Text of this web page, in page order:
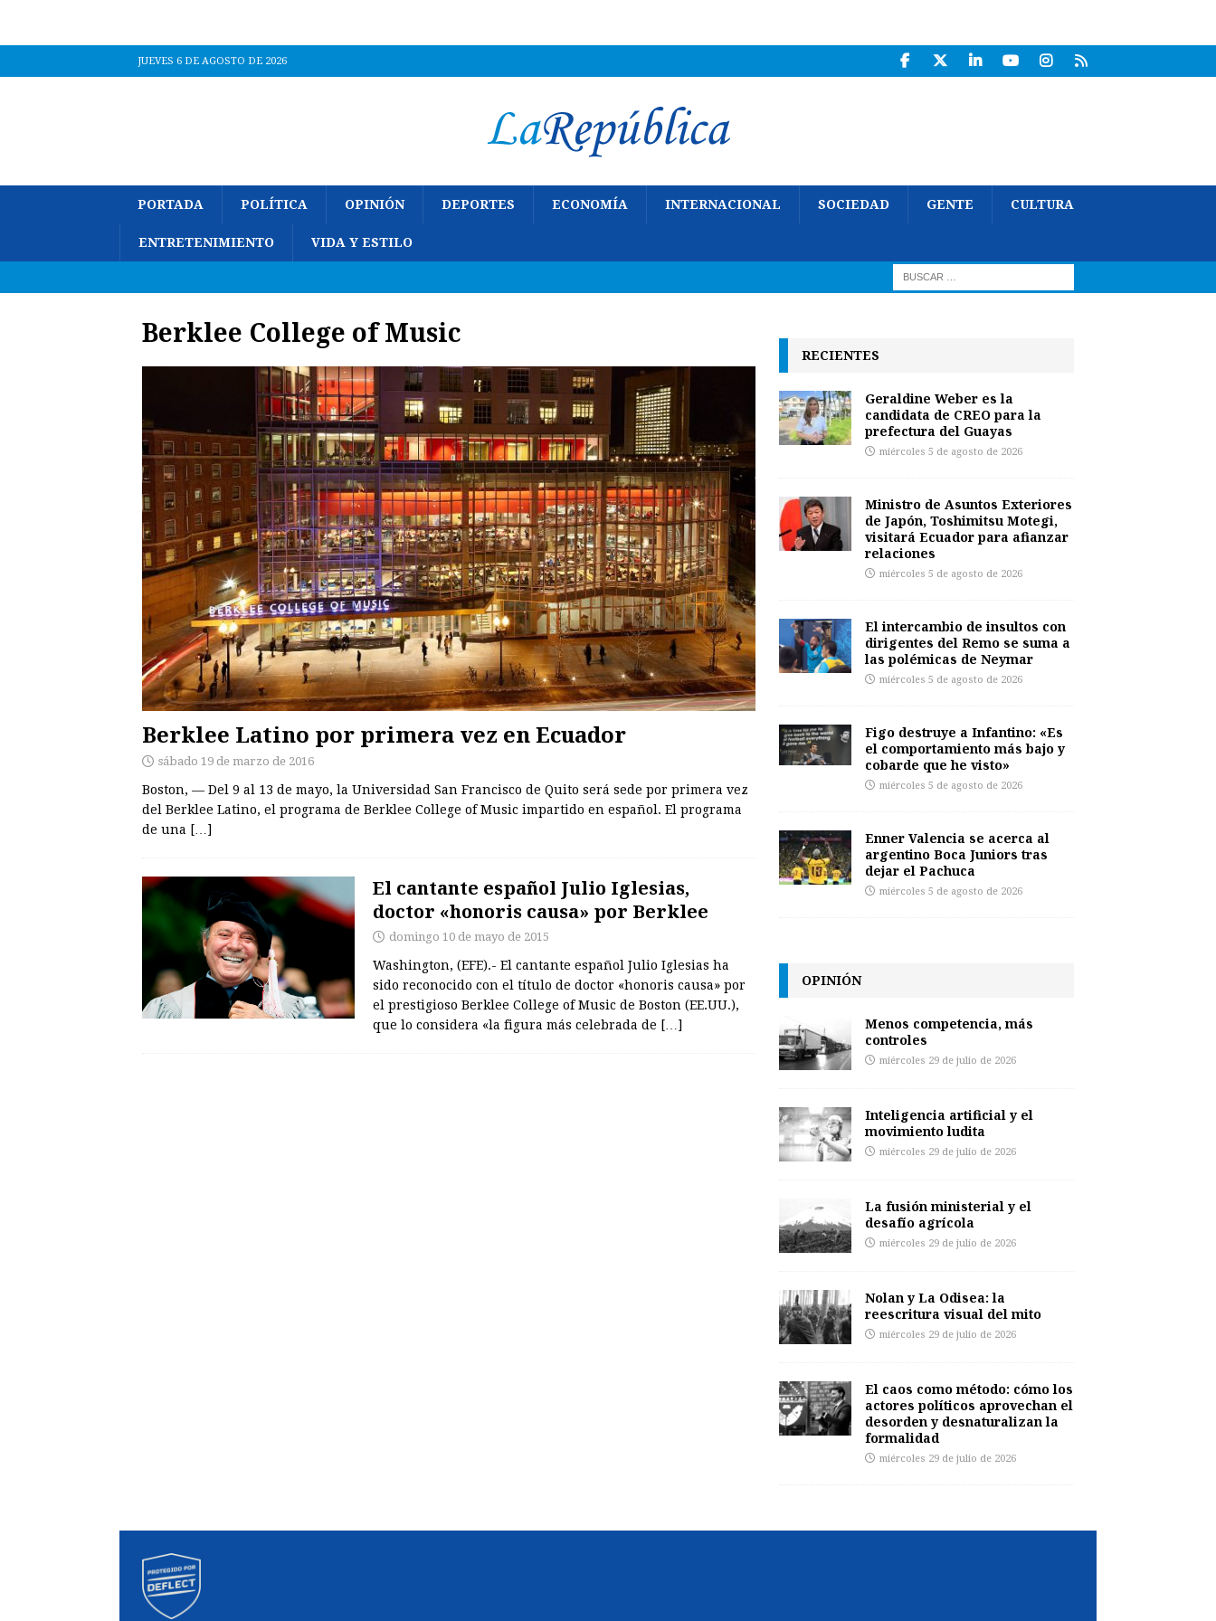
JUEVES 6 DE AGOSTO DE 2026
PORTADA POLÍTICA OPINIÓN DEPORTES ECONOMÍA INTERNACIONAL SOCIEDAD GENTE CULTURA
ENTRETENIMIENTO VIDA Y ESTILO
Berklee College of Music
sábado 19 de marzo de 2016
Boston, — Del 9 al 13 de mayo, la Universidad San Francisco de Quito será sede por primera vez
del Berklee Latino, el programa de Berklee College of Music impartido en español. El programa
de una […]
El cantante español Julio Iglesias,
doctor «honoris causa» por Berklee
domingo 10 de mayo de 2015
Washington, (EFE).- El cantante español Julio Iglesias ha
sido reconocido con el título de doctor «honoris causa» por
el prestigioso Berklee College of Music de Boston (EE.UU.),
que lo considera «la figura más celebrada de […]
RECIENTES
Geraldine Weber es la
candidata de CREO para la
prefectura del Guayas
miércoles 5 de agosto de 2026
Ministro de Asuntos Exteriores
de Japón, Toshimitsu Motegi,
visitará Ecuador para afianzar
relaciones
miércoles 5 de agosto de 2026
El intercambio de insultos con
dirigentes del Remo se suma a
las polémicas de Neymar
miércoles 5 de agosto de 2026
Figo destruye a Infantino: «Es
el comportamiento más bajo y
cobarde que he visto»
miércoles 5 de agosto de 2026
Enner Valencia se acerca al
argentino Boca Juniors tras
dejar el Pachuca
miércoles 5 de agosto de 2026
OPINIÓN
Menos competencia, más
controles
miércoles 29 de julio de 2026
Inteligencia artificial y el
movimiento ludita
miércoles 29 de julio de 2026
La fusión ministerial y el
desafío agrícola
miércoles 29 de julio de 2026
Nolan y La Odisea: la
reescritura visual del mito
miércoles 29 de julio de 2026
El caos como método: cómo los
actores políticos aprovechan el
desorden y desnaturalizan la
formalidad
miércoles 29 de julio de 2026